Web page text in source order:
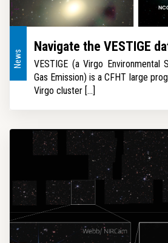
News
Navigate the VESTIGE
VESTIGE (a Virgo Environmental
Gas Emission) is a CFHT large
Virgo cluster [...]